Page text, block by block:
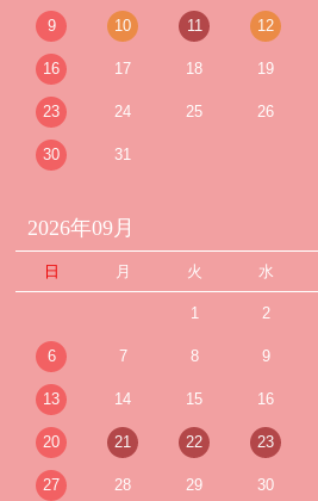
9 10 11 12
16 17 18 19
23 24 25 26
30 31
2026年09月
日 月 火 水
1 2
6 7 8 9
13 14 15 16
20 21 22 23
27 28 29 30